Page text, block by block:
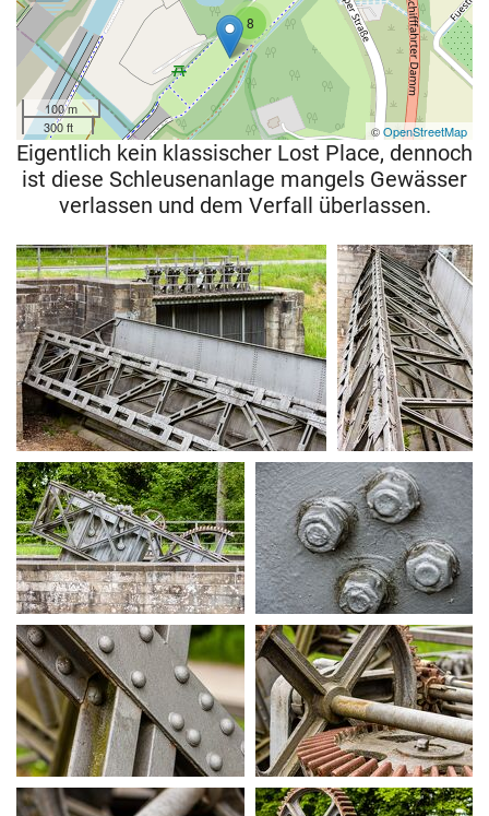
8
100 m
300 ft
©OpenStreetMap
Eigentlich kein klassischer Lost Place, dennoch
ist diese Schleusenanlage mangels Gewässer
verlassen und dem Verfall überlassen.
unbenannte Fotosession-039-
Verbessert
unbenannte
Fotosession-
058-Verbessert
unbenannte Fotosession-
061-Verbessert
unbenannte Fotosession-
077-Verbessert
unbenannte Fotosession- unbenannte Fotosession-